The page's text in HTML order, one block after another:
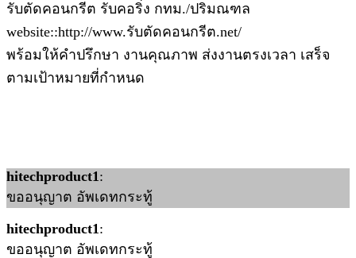
รับตัดคอนกรีต รับคอริ่ง กทม./ปริมณฑล
website::http://www.รับตัดคอนกรีต.net/
พร้อมให้คำปรึกษา งานคุณภาพ ส่งงานตรงเวลา เสร็จ
ตามเป้าหมายที่กำหนด
hitechproduct1:
ขออนุญาต อัพเดทกระทู้
hitechproduct1:
ขออนุญาต อัพเดทกระทู้